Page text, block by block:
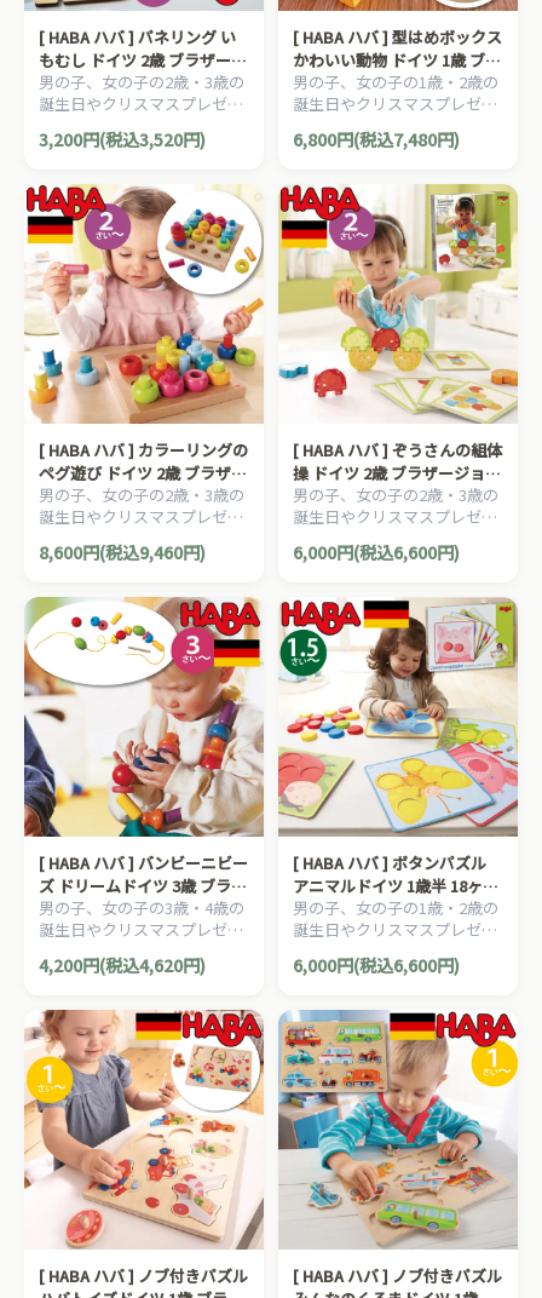
[ HABA ハバ ] パネリング い
もむし ドイツ 2歳 ブラザージ
ョルダン 積み木 パズル ブロ
ック 知育玩具 木製 パズル
男の子、女の子の2歳・3歳の
誕生日やクリスマスプレゼン
トにおすすめの、ドイツ
HABA ハバ社の木のおもち
3,200円(税込3,520円)
[ HABA ハバ ] 型はめボックス
かわいい動物 ドイツ 1歳 ブラ
ザージョルダン 木製 知育玩
具 積み木 かたち
男の子、女の子の1歳・2歳の
誕生日やクリスマスプレゼン
トにおすすめの、ドイツ
HABA ハバ社の木のおもち
6,800円(税込7,480円)
[ HABA ハバ ] カラーリングの
ペグ遊び ドイツ 2歳 ブラザー
ジョルダン 木製 知育玩具 積
み木 にじいろリング グッ
ド・トイ
男の子、女の子の2歳・3歳の
誕生日やクリスマスプレゼン
トにおすすめの、ドイツ
HABA ハバ社の木のおもち
8,600円(税込9,460円)
[ HABA ハバ ] ぞうさんの組体
操 ドイツ 2歳 ブラザージョル
ダン 木製 知育玩具 バランス
遊び パターン パズル ゲーム
男の子、女の子の2歳・3歳の
誕生日やクリスマスプレゼン
トにおすすめの、ドイツ
HABA ハバ社の木のおもち
6,000円(税込6,600円)
[ HABA ハバ ] バンビーニビー
ズ ドリームドイツ 3歳 ブラザ
ージョルダン 木製 知育玩具
ひも通し
男の子、女の子の3歳・4歳の
誕生日やクリスマスプレゼン
トにおすすめの、ドイツ
HABA ハバ社の木のおもち
4,200円(税込4,620円)
[ HABA ハバ ] ボタンパズル
アニマルドイツ 1歳半 18ヶ月
ブラザージョルダン 木製 知
育玩具 色 数字
男の子、女の子の1歳・2歳の
誕生日やクリスマスプレゼン
トにおすすめの、ドイツ
HABA ハバ社の木のおもち
6,000円(税込6,600円)
[ HABA ハバ ] ノブ付きパズル
[ HABA ハバ ] ノブ付きパズル